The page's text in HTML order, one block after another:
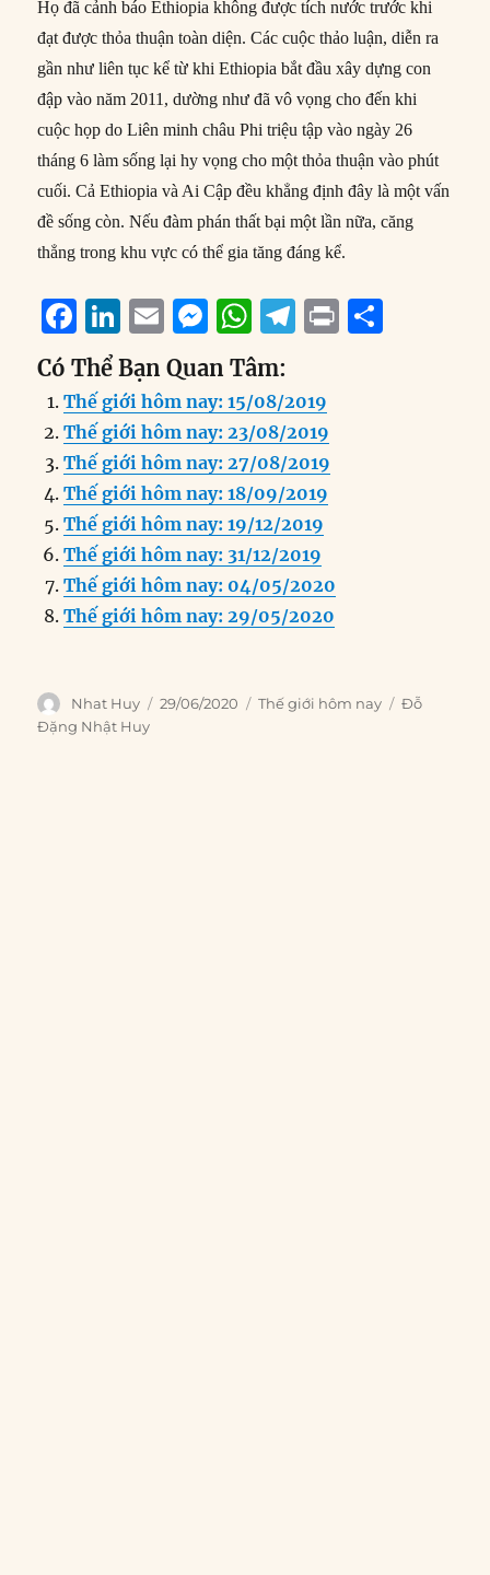
Họ đã cảnh báo Ethiopia không được tích nước trước khi
đạt được thỏa thuận toàn diện. Các cuộc thảo luận, diễn ra
gần như liên tục kể từ khi Ethiopia bắt đầu xây dựng con
đập vào năm 2011, dường như đã vô vọng cho đến khi
cuộc họp do Liên minh châu Phi triệu tập vào ngày 26
tháng 6 làm sống lại hy vọng cho một thỏa thuận vào phút
cuối. Cả Ethiopia và Ai Cập đều khẳng định đây là một vấn
đề sống còn. Nếu đàm phán thất bại một lần nữa, căng
thẳng trong khu vực có thể gia tăng đáng kể.
F
a
c
e
b
o
o
k
Li
n
k
e
d
I
n
E
m
ai
l
M
e
ss
e
n
g
er
W
h
at
s
A
p
p
T
e
g
r
a
m
P
Có Thể Bạn Quan Tâm:
Thế giới hôm nay: 15/08/2019
Thế giới hôm nay: 23/08/2019
Thế giới hôm nay: 27/08/2019
Thế giới hôm nay: 18/09/2019
Thế giới hôm nay: 19/12/2019
Thế giới hôm nay: 31/12/2019
Thế giới hôm nay: 04/05/2020
Thế giới hôm nay: 29/05/2020
Author
Nhat Huy
Posted
29/06/2020 Categories
Thế giới hôm nay Tags
Đỗ
Đặng Nhật Huy